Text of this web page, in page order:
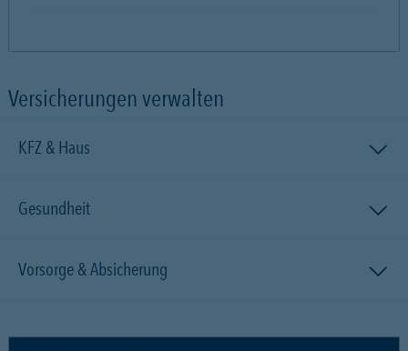
Versicherungen verwalten
KFZ & Haus
Gesundheit
Vorsorge & Absicherung